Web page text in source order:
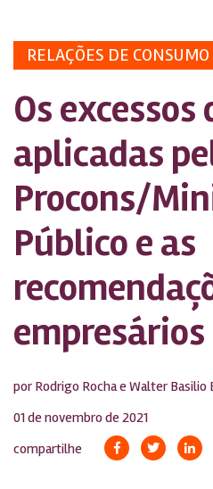
RELAÇÕES DE CONSUMO
Os
aplicadas
Procons/
Público e as
empresários
por Rodrigo Rocha e Walter Basilio
01 de novembro de 2021
compartilhe